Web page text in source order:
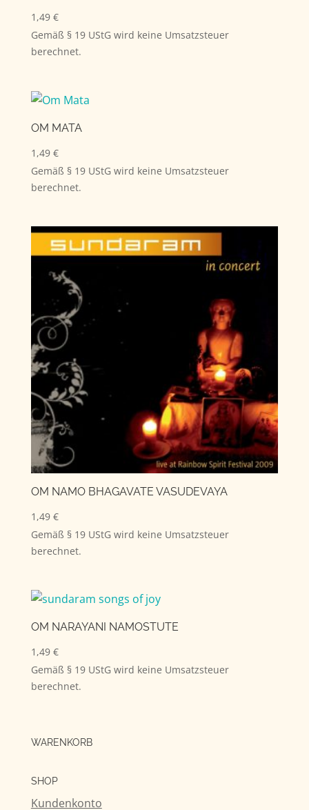
1,49 €
Gemäß § 19 UStG wird keine Umsatzsteuer
berechnet.
OM MATA
1,49 €
Gemäß § 19 UStG wird keine Umsatzsteuer
berechnet.
OM NAMO BHAGAVATE VASUDEVAYA
1,49 €
Gemäß § 19 UStG wird keine Umsatzsteuer
berechnet.
OM NARAYANI NAMOSTUTE
1,49 €
Gemäß § 19 UStG wird keine Umsatzsteuer
berechnet.
WARENKORB
SHOP
Kundenkonto